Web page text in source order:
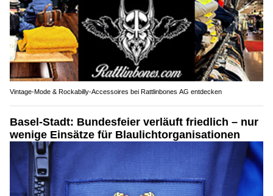
Vintage-Mode & Rockabilly-Accessoires bei Rattlinbones AG entdecken
Basel-Stadt: Bundesfeier verläuft friedlich – nur
wenige Einsätze für Blaulichtorganisationen